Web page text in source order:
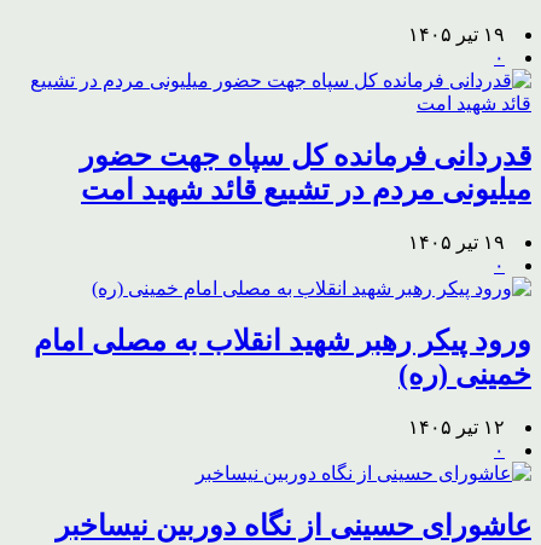
۱۹ تیر ۱۴۰۵
۰
قدردانی فرمانده کل سپاه جهت حضور
میلیونی مردم در تشییع قائد شهید امت
۱۹ تیر ۱۴۰۵
۰
ورود پیکر رهبر شهید انقلاب به مصلی امام
خمینی (ره)
۱۲ تیر ۱۴۰۵
۰
عاشورای حسینی از نگاه دوربین نیساخبر